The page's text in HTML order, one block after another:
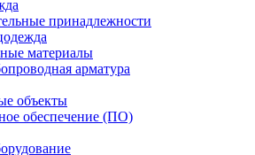
принадлежности
материалы
арматура
объекты
обеспечение (ПО)